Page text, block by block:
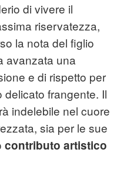
di vivere il
riservatezza,
la nota del figlio
avanzata una
e di rispetto per
frangente. Il
indelebile nel cuore
sia per le sue
contributo artistico